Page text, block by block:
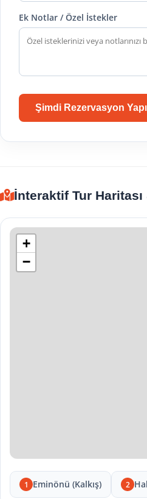
Ek Notlar / Özel İstekler
Şimdi Rezervasyon
İnteraktif Tur Haritası
+
−
1 Eminönü (Kalkış) 2